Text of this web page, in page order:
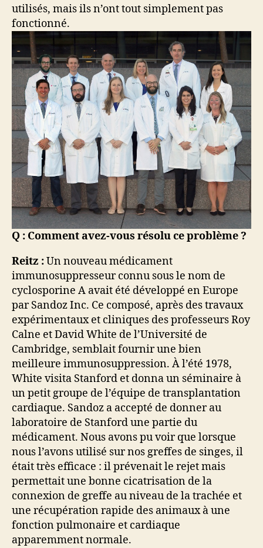
utilisés, mais ils n’ont tout simplement pas
fonctionné.
Q : Comment avez-vous résolu ce problème ?
Reitz :Un nouveau médicament
immunosuppresseur connu sous le nom de
cyclosporine A avait été développé en Europe
par Sandoz Inc. Ce composé, après des travaux
expérimentaux et cliniques des professeurs Roy
Calne et David White de l’Université de
Cambridge, semblait fournir une bien
meilleure immunosuppression. À l’été 1978,
White visita Stanford et donna un séminaire à
un petit groupe de l’équipe de transplantation
cardiaque. Sandoz a accepté de donner au
laboratoire de Stanford une partie du
médicament. Nous avons pu voir que lorsque
nous l’avons utilisé sur nos greffes de singes, il
était très efficace : il prévenait le rejet mais
permettait une bonne cicatrisation de la
connexion de greffe au niveau de la trachée et
une récupération rapide des animaux à une
fonction pulmonaire et cardiaque
apparemment normale.